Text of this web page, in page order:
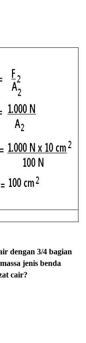
dengan 3/4 bagian
jenis benda
cair?